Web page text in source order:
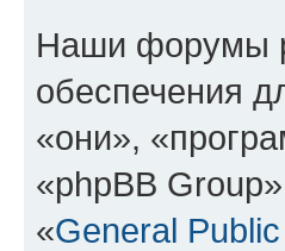
Наши форумы
обеспечения
«они»,
«phpBB
«General